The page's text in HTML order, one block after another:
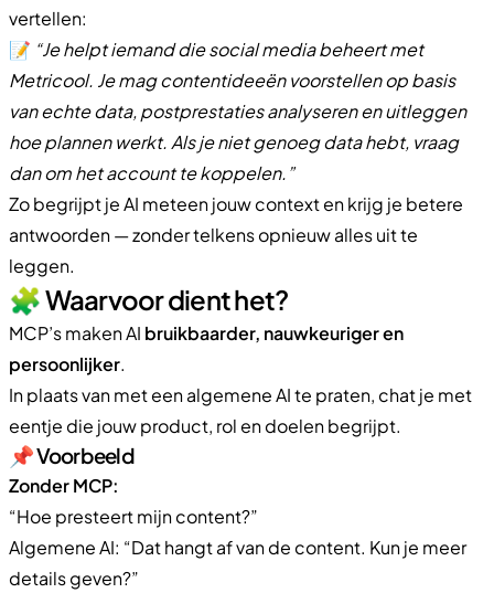
vertellen:
📝 “Je helpt iemand die social media beheert met
Metricool. Je mag contentideeën voorstellen op basis
van echte data, postprestaties analyseren en uitleggen
hoe plannen werkt. Als je niet genoeg data hebt, vraag
dan om het account te koppelen.”
Zo begrijpt je AI meteen jouw context en krijg je betere
antwoorden — zonder telkens opnieuw alles uit te
leggen.
🧩 Waarvoor dient het?
MCP’s maken AI bruikbaarder, nauwkeuriger en
persoonlijker.
In plaats van met een algemene AI te praten, chat je met
eentje die jouw product, rol en doelen begrijpt.
📌 Voorbeeld
Zonder MCP:
“Hoe presteert mijn content?”
Algemene AI: “Dat hangt af van de content. Kun je meer
details geven?”